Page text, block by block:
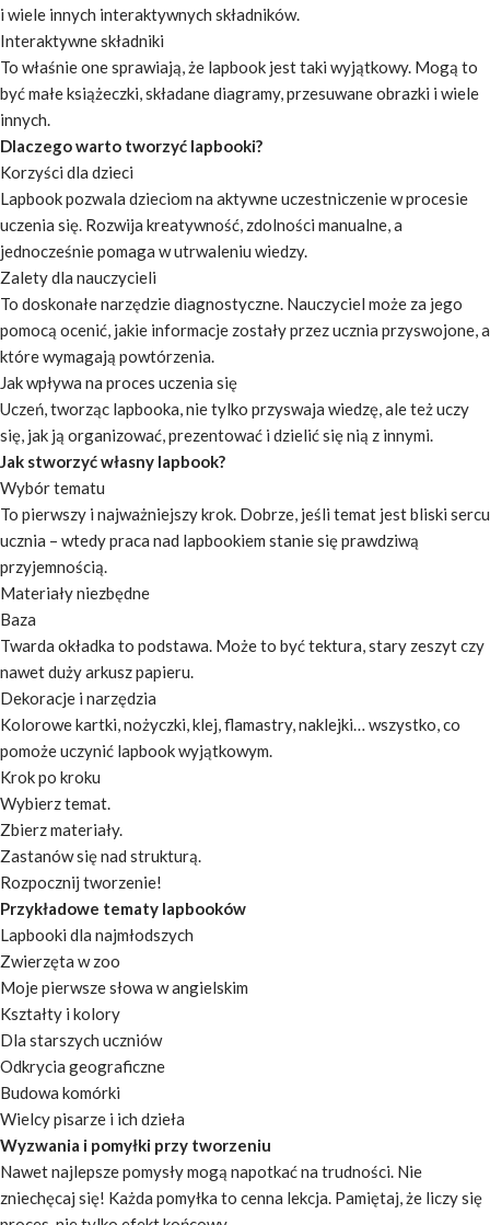
i wiele innych interaktywnych składników.
Interaktywne składniki
To właśnie one sprawiają, że lapbook jest taki wyjątkowy. Mogą to
być małe książeczki, składane diagramy, przesuwane obrazki i wiele
innych.
Dlaczego warto tworzyć lapbooki?
Korzyści dla dzieci
Lapbook pozwala dzieciom na aktywne uczestniczenie w procesie
uczenia się. Rozwija kreatywność, zdolności manualne, a
jednocześnie pomaga w utrwaleniu wiedzy.
Zalety dla nauczycieli
To doskonałe narzędzie diagnostyczne. Nauczyciel może za jego
pomocą ocenić, jakie informacje zostały przez ucznia przyswojone, a
które wymagają powtórzenia.
Jak wpływa na proces uczenia się
Uczeń, tworząc lapbooka, nie tylko przyswaja wiedzę, ale też uczy
się, jak ją organizować, prezentować i dzielić się nią z innymi.
Jak stworzyć własny lapbook?
Wybór tematu
To pierwszy i najważniejszy krok. Dobrze, jeśli temat jest bliski sercu
ucznia – wtedy praca nad lapbookiem stanie się prawdziwą
przyjemnością.
Materiały niezbędne
Baza
Twarda okładka to podstawa. Może to być tektura, stary zeszyt czy
nawet duży arkusz papieru.
Dekoracje i narzędzia
Kolorowe kartki, nożyczki, klej, flamastry, naklejki… wszystko, co
pomoże uczynić lapbook wyjątkowym.
Krok po kroku
Wybierz temat.
Zbierz materiały.
Zastanów się nad strukturą.
Rozpocznij tworzenie!
Przykładowe tematy lapbooków
Lapbooki dla najmłodszych
Zwierzęta w zoo
Moje pierwsze słowa w angielskim
Kształty i kolory
Dla starszych uczniów
Odkrycia geograficzne
Budowa komórki
Wielcy pisarze i ich dzieła
Wyzwania i pomyłki przy tworzeniu
Nawet najlepsze pomysły mogą napotkać na trudności. Nie
zniechęcaj się! Każda pomyłka to cenna lekcja. Pamiętaj, że liczy się